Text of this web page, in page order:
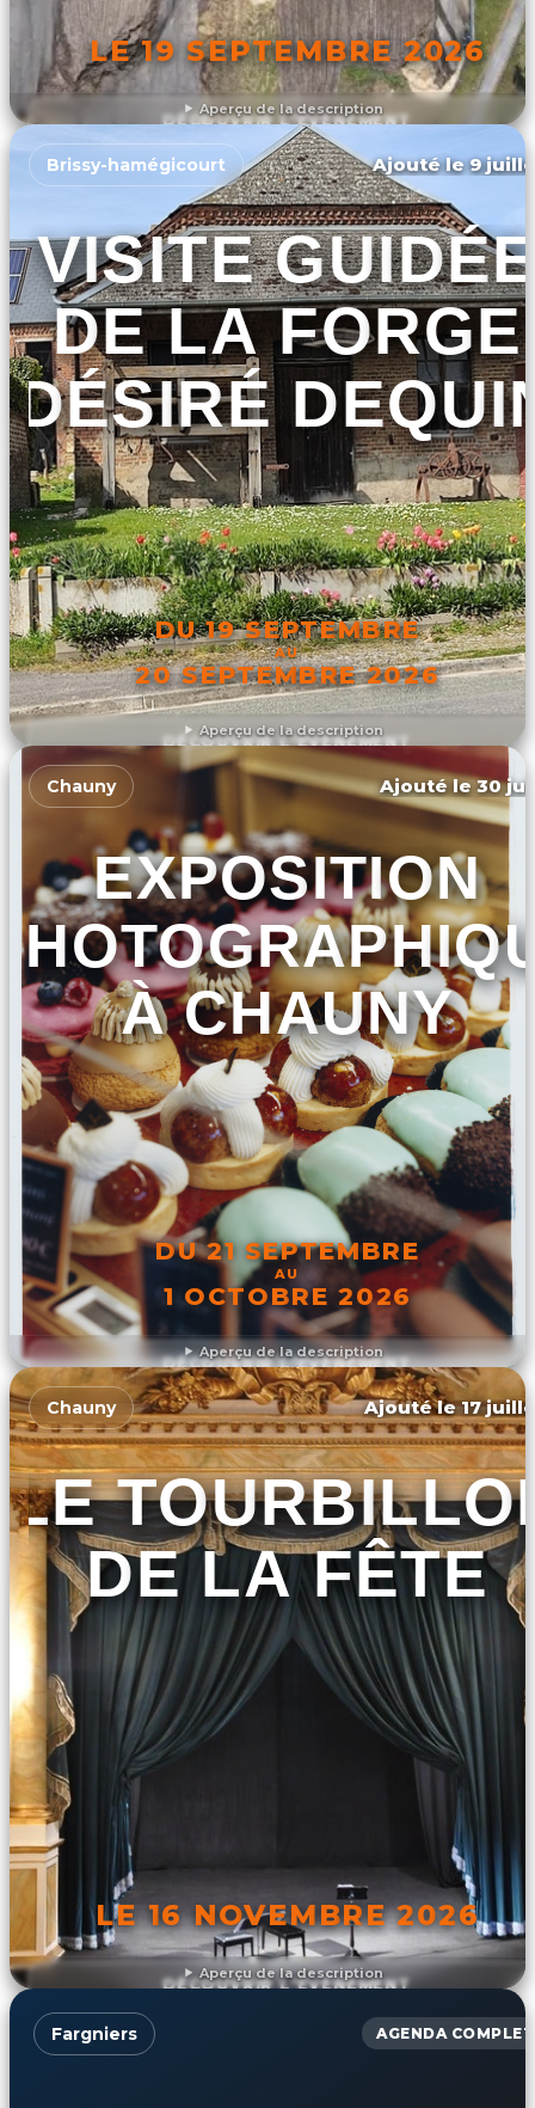
Aperçu de la description
LE 19 SEPTEMBRE 2026
DÉCOUVRIR L'ÉVÉNEMENT
Aperçu de la description
Brissy-hamégicourt Ajouté le 9
VISITE
DE LA FORGE
DÉSIRÉ
DU 19 SEPTEMBRE
AU
20 SEPTEMBRE 2026
DÉCOUVRIR L'ÉVÉNEMENT
Aperçu de la description
Chauny Ajouté le 30
EXPOSITION
À CHAUNY
DU 21 SEPTEMBRE
AU
1 OCTOBRE 2026
DÉCOUVRIR L'ÉVÉNEMENT
Aperçu de la description
Chauny Ajouté le 17
LE
DE LA FÊTE
LE 16 NOVEMBRE 2026
DÉCOUVRIR L'ÉVÉNEMENT
Fargniers AGENDA COMPLET